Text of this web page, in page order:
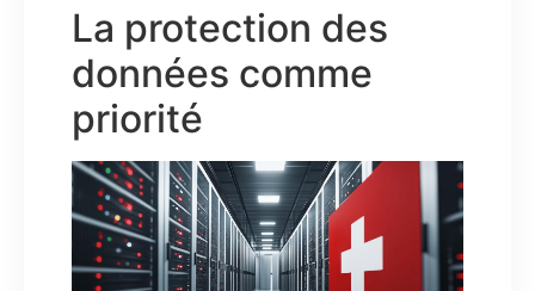
La protection des
données comme
priorité